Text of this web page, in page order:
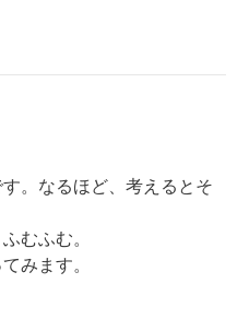
。なるほど、考えるとそ
むふむ。
みます。